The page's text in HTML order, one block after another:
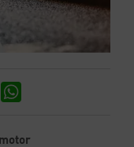
Twitter